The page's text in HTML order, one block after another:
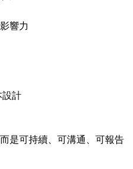
響力
設計
是可持續、可溝通、可報告